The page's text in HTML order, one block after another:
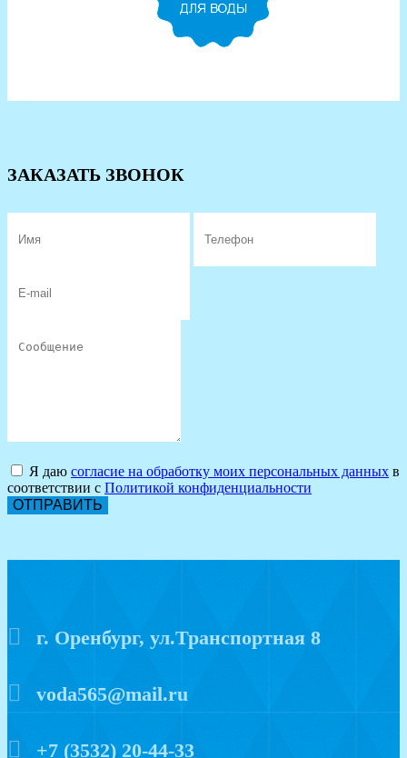
ЗАКАЗАТЬ ЗВОНОК
Я даю согласие на обработку моих персональных данных в
соответствии с Политикой конфиденциальности
ОТПРАВИТЬ
г. Оренбург, ул.Транспортная 8
voda565@mail.ru
+7 (3532) 20-44-33